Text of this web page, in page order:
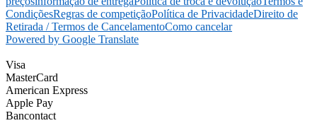
CondiçõesRegras de competiçãoPolítica de PrivacidadeDireito de
Retirada / Termos de CancelamentoComo cancelar
Powered by Google Translate
Visa
MasterCard
American Express
Apple Pay
Bancontact